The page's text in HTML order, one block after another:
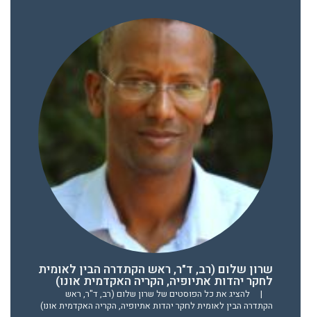
שרון שלום (רב, ד"ר, ראש הקתדרה הבין לאומית
לחקר יהדות אתיופיה, הקריה האקדמית אונו)
|
להציג את כל הפוסטים של שרון שלום (רב, ד"ר, ראש
הקתדרה הבין לאומית לחקר יהדות אתיופיה, הקריה האקדמית אונו)